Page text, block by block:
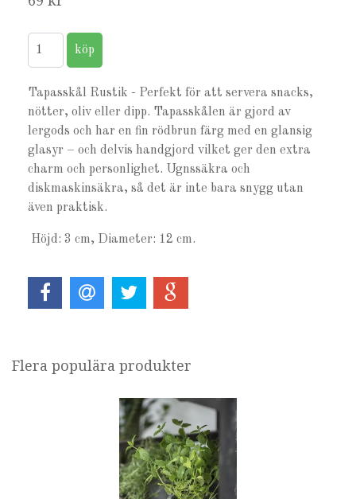
Tapasskål Rustik - Perfekt för att servera snacks,
nötter, oliv eller dipp. Tapasskålen är gjord av
lergods och har en fin rödbrun färg med en glansig
glasyr – och delvis handgjord vilket ger den extra
charm och personlighet. Ugnssäkra och
diskmaskinsäkra, så det är inte bara snygg utan
även praktisk.
Höjd: 3 cm, Diameter: 12 cm.
Flera populära produkter